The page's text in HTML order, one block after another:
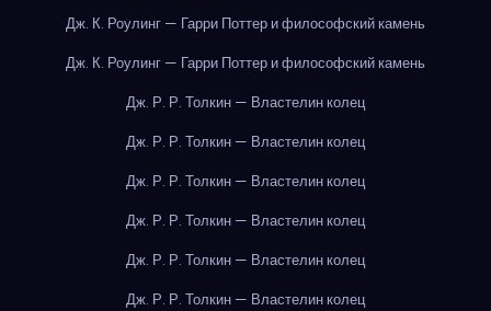
Дж. К. Роулинг — Гарри Поттер и философский камень
Дж. К. Роулинг — Гарри Поттер и философский камень
Дж. Р. Р. Толкин — Властелин колец
Дж. Р. Р. Толкин — Властелин колец
Дж. Р. Р. Толкин — Властелин колец
Дж. Р. Р. Толкин — Властелин колец
Дж. Р. Р. Толкин — Властелин колец
Дж. Р. Р. Толкин — Властелин колец